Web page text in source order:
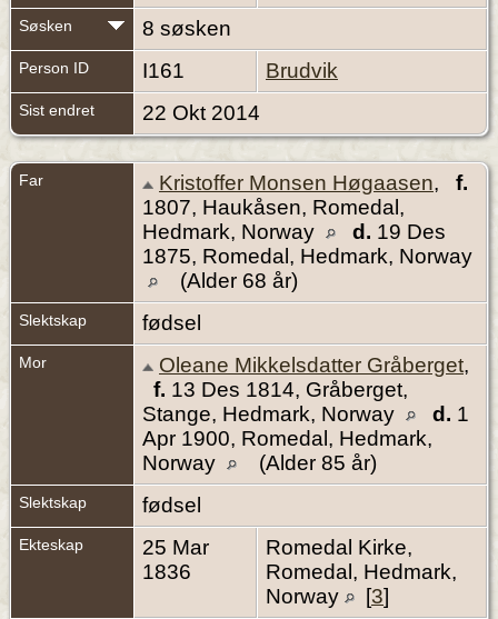
Søsken 8 søsken
Person ID I161 Brudvik
Sist endret 22 Okt 2014
Far Kristoffer Monsen Høgaasen, f.
1807, Haukåsen, Romedal,
Hedmark, Norway
d. 19 Des
1875, Romedal, Hedmark, Norway
(Alder 68 år)
Slektskap fødsel
Mor Oleane Mikkelsdatter Gråberget,
f. 13 Des 1814, Gråberget,
Stange, Hedmark, Norway
d. 1
Apr 1900, Romedal, Hedmark,
Norway
(Alder 85 år)
Slektskap fødsel
Ekteskap
25 Mar
1836
Romedal Kirke,
Romedal, Hedmark,
Norway
[3]